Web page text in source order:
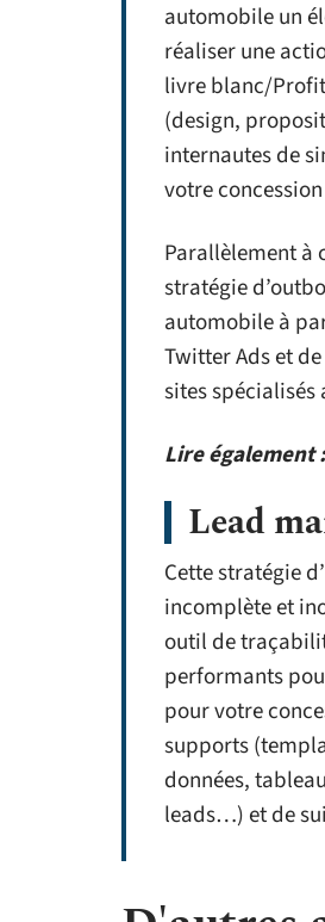
automobile un
réaliser une
livre blanc/
(design,
internautes de
votre
Parallèlement à
stratégie
automobile à
Twitter Ads et
sites
Lire également :
Lead
Cette stratégie
incomplète et
outil de
performants
pour votre
supports
données,
leads…) et de